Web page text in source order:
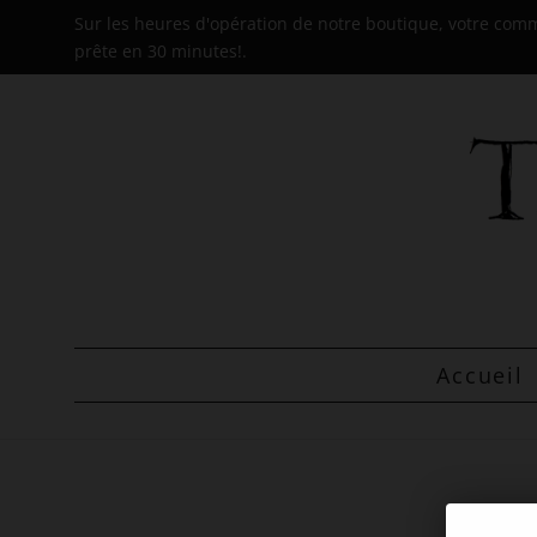
Sur les heures d'opération de notre boutique, votre
prête en 30 minutes!.
Accueil